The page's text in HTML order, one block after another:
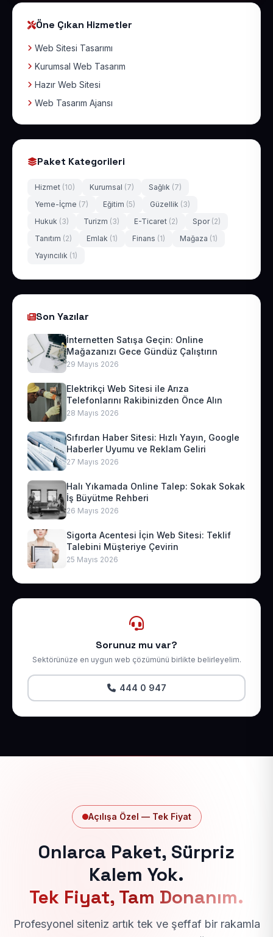
Öne Çıkan Hizmetler
Web Sitesi Tasarımı
Kurumsal Web Tasarım
Hazır Web Sitesi
Web Tasarım Ajansı
Paket Kategorileri
Hizmet (10) Kurumsal (7) Sağlık (7)
Yeme-İçme (7) Eğitim (5) Güzellik (3)
Hukuk (3) Turizm (3) E-Ticaret (2) Spor (2)
Tanıtım (2) Emlak (1) Finans (1) Mağaza (1)
Yayıncılık (1)
Son Yazılar
İnternetten Satışa Geçin: Online
Mağazanızı Gece Gündüz Çalıştırın
29 Mayıs 2026
Elektrikçi Web Sitesi ile Arıza
Telefonlarını Rakibinizden Önce Alın
28 Mayıs 2026
Sıfırdan Haber Sitesi: Hızlı Yayın, Google
Haberler Uyumu ve Reklam Geliri
27 Mayıs 2026
Halı Yıkamada Online Talep: Sokak Sokak
İş Büyütme Rehberi
26 Mayıs 2026
Sigorta Acentesi İçin Web Sitesi: Teklif
Talebini Müşteriye Çevirin
25 Mayıs 2026
Sorunuz mu var?
Sektörünüze en uygun web çözümünü birlikte belirleyelim.
444 0 947
Açılışa Özel — Tek Fiyat
Onlarca Paket, Sürpriz
Kalem Yok.
Tek Fiyat, Tam Donanım.
Profesyonel siteniz artık tek ve şeffaf bir rakamla